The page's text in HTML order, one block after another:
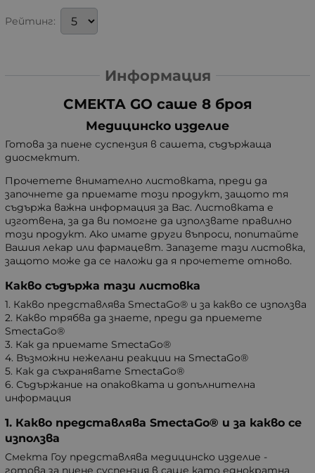
Рейтинг:
Информация
СМЕКТА GO саше 8 броя
Медицинско изделие
Готова за пиене суспензия в сашета, съдържаща
диосмектит.
Прочетете внимателно листовката, преди да
започнете да приемате този продукт, защото тя
съдържа важна информация за Вас. Листовката е
изготвена, за да ви помогне да използвате правилно
този продукт. Ако имате други въпроси, попитайте
Вашия лекар или фармацевт. Запазете тази листовка,
защото може да се наложи да я прочетете отново.
Какво съдържа тази листовка
1. Какво представлява SmectaGo® и за какво се използва
2. Какво трябва да знаете, преди да приемете
SmectaGo®
3. Как да приемате SmectaGo®
4. Възможни нежелани реакции на SmectaGo®
5. Как да съхранявате SmectaGo®
6. Съдържание на опаковката и допълнителна
информация
1. Какво представлява SmectaGo® и за какво се
използва
Смекта Гоу представлява медицинско изделие -
готова за пиене суспензия в саше като еднократна